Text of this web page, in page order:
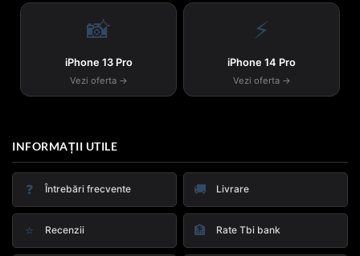
📸
iPhone 13 Pro
Vezi oferta →
⚡
iPhone 14 Pro
Vezi oferta →
INFORMAȚII UTILE
❓ Întrebări frecvente 🚚 Livrare
⭐ Recenzii 🏦 Rate Tbi bank